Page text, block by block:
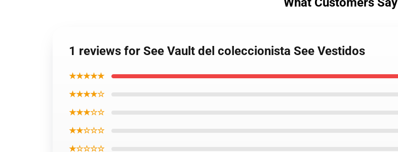
1 reviews for See Vault del coleccionista See Vestidos
★★★★★
★★★★☆
★★★☆☆
★★☆☆☆
★☆☆☆☆